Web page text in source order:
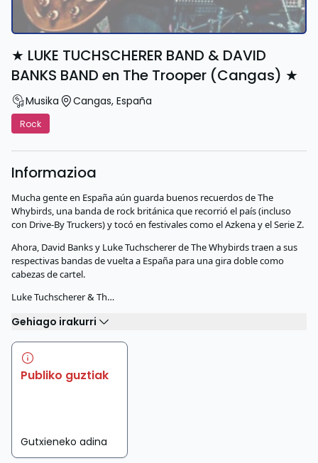
★ LUKE TUCHSCHERER BAND & DAVID
BANKS BAND en The Trooper (Cangas) ★
Musika Cangas, España
Rock
Informazioa
Mucha gente en España aún guarda buenos recuerdos de The
Whybirds, una banda de rock británica que recorrió el país (incluso
con Drive-By Truckers) y tocó en festivales como el Azkena y el Serie Z.
Ahora, David Banks y Luke Tuchscherer de The Whybirds traen a sus
respectivas bandas de vuelta a España para una gira doble como
cabezas de cartel.
Luke Tuchscherer & Th…
Gehiago irakurri
Publiko guztiak
Gutxieneko adina